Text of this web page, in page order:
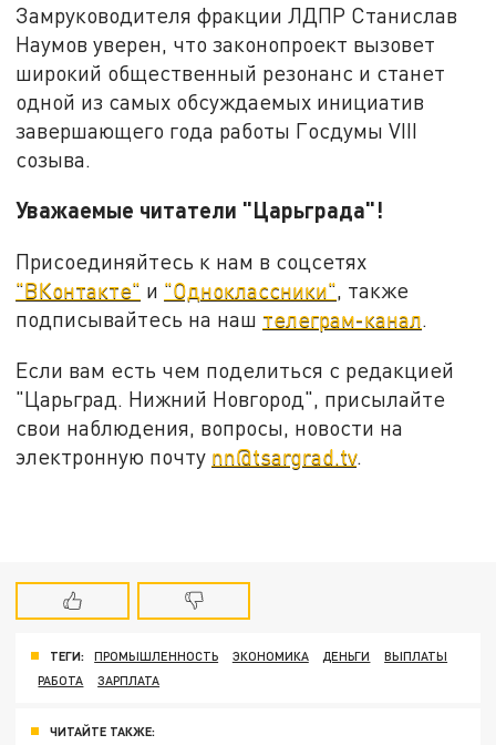
Замруководителя фракции ЛДПР Станислав
Наумов уверен, что законопроект вызовет
широкий общественный резонанс и станет
одной из самых обсуждаемых инициатив
завершающего года работы Госдумы VIII
созыва.
Уважаемые читатели "Царьграда"!
Присоединяйтесь к нам в соцсетях
"ВКонтакте" и "Одноклассники", также
подписывайтесь на наш телеграм-канал.
Если вам есть чем поделиться с редакцией
"Царьград. Нижний Новгород", присылайте
свои наблюдения, вопросы, новости на
электронную почту nn@tsargrad.tv.
ТЕГИ: ПРОМЫШЛЕННОСТЬ ЭКОНОМИКА ДЕНЬГИ
ВЫПЛАТЫ
РАБОТА
ЗАРПЛАТА
ЧИТАЙТЕ ТАКЖЕ: